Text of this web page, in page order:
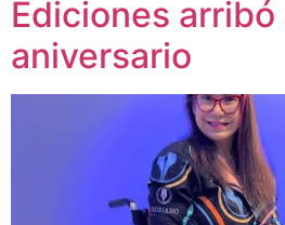
Ediciones
aniversario